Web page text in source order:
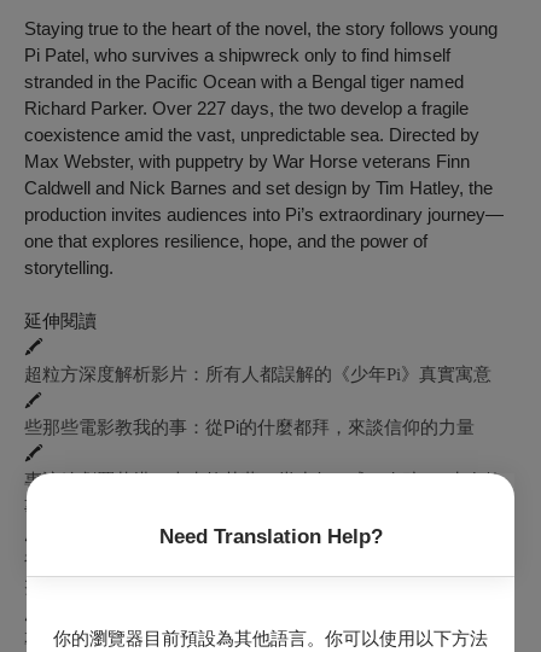
Need Translation Help?
你的瀏覽器目前預設為其他語言。你可以使用以下方法
Staying true to the heart of the novel, the story follows young
Pi Patel, who survives a shipwreck only to find himself
stranded in the Pacific Ocean with a Bengal tiger named
Richard Parker. Over 227 days, the two develop a fragile
coexistence amid the vast, unpredictable sea. Directed by
Max Webster, with puppetry by War Horse veterans Finn
Caldwell and Nick Barnes and set design by Tim Hatley, the
production invites audiences into Pi’s extraordinary journey—
one that explores resilience, hope, and the power of
storytelling.
延伸閱讀
🖍
超粒方深度解析影片：所有人都誤解的《少年Pi》真實寓意
🖍
些那些電影教我的事：從Pi的什麼都拜，來談信仰的力量
🖍
專訪編劇羅莉塔．查克拉芭蒂：當少年PI成了女孩──生存故
事如何因性別而閃閃發光？
被拒絕180次的勇氣——《少年PI的奇幻漂流》女演員桑雅‧維
努戈帕終於實現百老匯之夢
專訪臺北表演藝術中心前執行長 王孟超：人偶合一的舞臺魔